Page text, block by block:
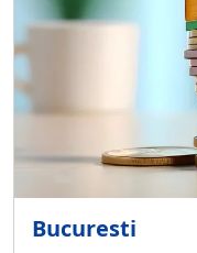
Bucuresti